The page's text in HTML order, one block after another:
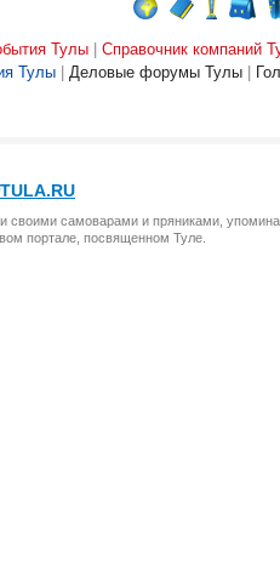
Тулы
Справочник компаний
Тулы Деловые форумы Тулы
своими самоварами и пряниками,
портале, посвященном Туле.